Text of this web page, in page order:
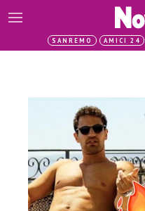
SANREMO AMICI 24